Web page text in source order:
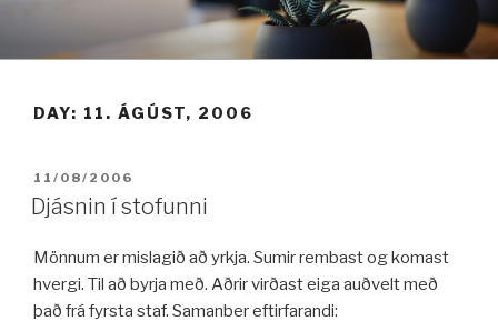
efni
DAY: 11. ÁGÚST, 2006
BIRT:
11/08/2006
Djásnin í stofunni
Mönnum er mislagið að yrkja. Sumir rembast og komast
hvergi. Til að byrja með. Aðrir virðast eiga auðvelt með
það frá fyrsta staf. Samanber eftirfarandi: